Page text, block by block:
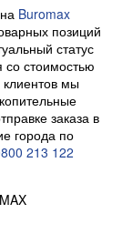
Buromax
позиций
статус
стоимостью
клиентов мы
заказа в
города по
213 122